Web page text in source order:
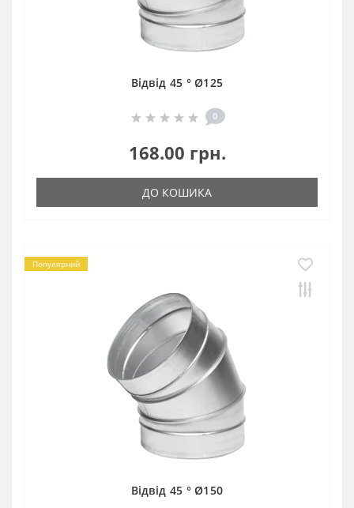
Відвід 45 ° Ø125
0
168.00 грн.
ДО КОШИКА
Популярний
Відвід 45 ° Ø150